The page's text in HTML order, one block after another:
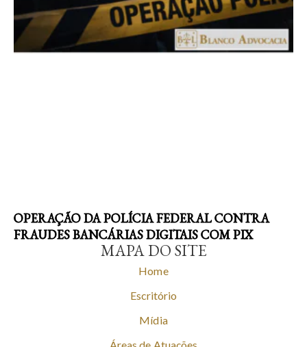
OPERAÇÃO DA POLÍCIA FEDERAL CONTRA
FRAUDES BANCÁRIAS DIGITAIS COM PIX
MAPA DO SITE
Home
Escritório
Mídia